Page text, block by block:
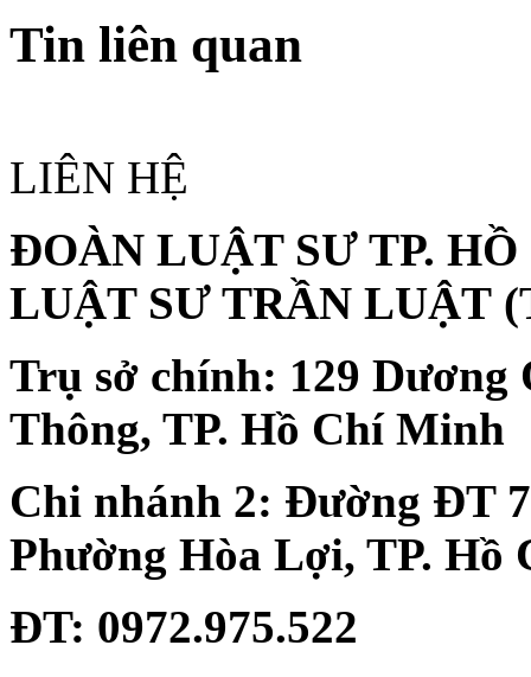
Tin liên quan
LIÊN HỆ
ĐOÀN LUẬT SƯ TP.
LUẬT SƯ TRẦN LUẬT
Trụ sở chính: 129 Dương
Thông, TP. Hồ Chí Minh
Chi nhánh 2: Đường ĐT
Phường Hòa Lợi, TP. Hồ
ĐT: 0972.975.522